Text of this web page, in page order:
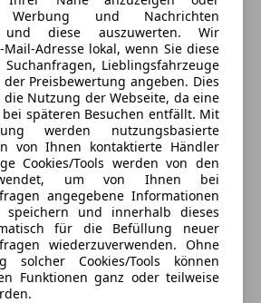
Werbung und Nachrichten
und diese auszuwerten. Wir
Adresse lokal, wenn Sie diese
Lieblingsfahrzeuge
Preisbewertung angeben. Dies
Nutzung der Webseite, da eine
späteren Besuchen entfällt. Mit
werden nutzungsbasierte
von Ihnen kontaktierte Händler
Cookies/Tools werden von den
um von Ihnen bei
angegebene Informationen
und innerhalb dieses
für die Befüllung neuer
wiederzuverwenden. Ohne
solcher Cookies/Tools können
Funktionen ganz oder teilweise